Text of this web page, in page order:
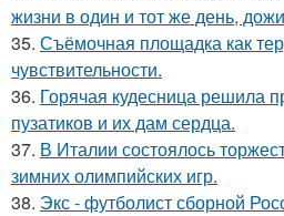
жизни в один и тот же день,
35. Съёмочная площадка как
чувствительности.
36. Горячая кудесница решила
пузатиков и их дам сердца.
37. В Италии состоялось
зимних олимпийских игр.
38. Экс - футболист сборной